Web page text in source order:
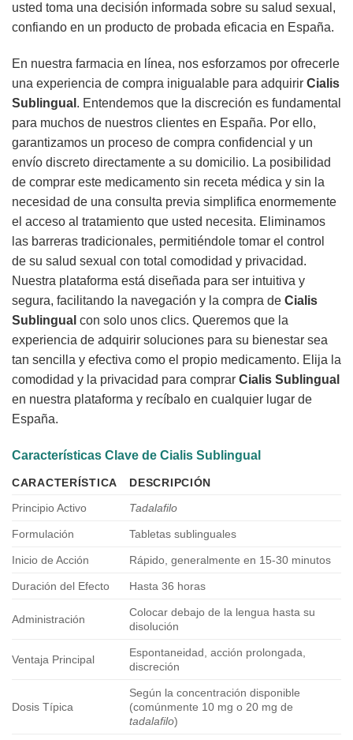
usted toma una decisión informada sobre su salud sexual,
confiando en un producto de probada eficacia en España.
En nuestra farmacia en línea, nos esforzamos por ofrecerle
una experiencia de compra inigualable para adquirir Cialis
Sublingual . Entendemos que la discreción es fundamental
para muchos de nuestros clientes en España. Por ello,
garantizamos un proceso de compra confidencial y un
envío discreto directamente a su domicilio. La posibilidad
de comprar este medicamento sin receta médica y sin la
necesidad de una consulta previa simplifica enormemente
el acceso al tratamiento que usted necesita. Eliminamos
las barreras tradicionales, permitiéndole tomar el control
de su salud sexual con total comodidad y privacidad.
Nuestra plataforma está diseñada para ser intuitiva y
segura, facilitando la navegación y la compra de Cialis
Sublingual con solo unos clics. Queremos que la
experiencia de adquirir soluciones para su bienestar sea
tan sencilla y efectiva como el propio medicamento. Elija la
comodidad y la privacidad para comprar Cialis Sublingual
en nuestra plataforma y recíbalo en cualquier lugar de
España.
Características Clave de Cialis Sublingual
CARACTERÍSTICA
DESCRIPCIÓN
Principio Activo
Tadalafilo
Formulación Tabletas sublinguales
Inicio de Acción Rápido, generalmente en 15-30 minutos
Duración del Efecto Hasta 36 horas
Administración
Colocar debajo de la lengua hasta su
disolución
Ventaja Principal
Espontaneidad, acción prolongada,
discreción
Dosis Típica
Según la concentración disponible
(comúnmente 10 mg o 20 mg de
tadalafilo)